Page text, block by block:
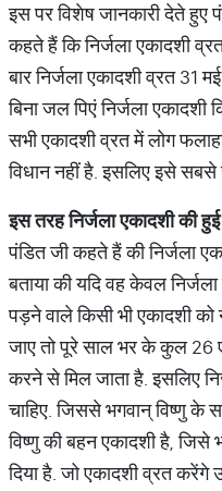
इस पर विशेष जानकारी देते हुए
कहते हैं कि निर्जला एकादशी
बार निर्जला एकादशी व्रत 31
बिना जल पिएं निर्जला एकादशी
सभी एकादशी व्रत में लोग
विधान नहीं है. इसलिए इसे सबसे
इसतरहनिर्जलाएकादशीकीहुई
पंडित जी कहते हैं की निर्जला
बताया की यदि वह केवल
पड़ने वाले किसी भी एकादशी
जाए तो पूरे साल भर के कुल 26
करने से मिल जाता है. इसलिए
चाहिए. जिससे भगवान् विष्णु के
विष्णु की बहन एकादशी है, जिसे
दिया है. जो एकादशी व्रत करेंगे